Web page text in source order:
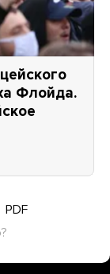
Флойда.
PDF